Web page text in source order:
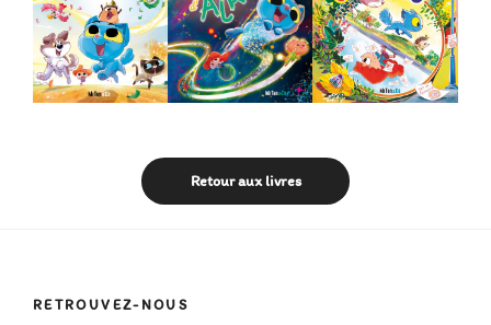
Retour aux livres
RETROUVEZ-NOUS